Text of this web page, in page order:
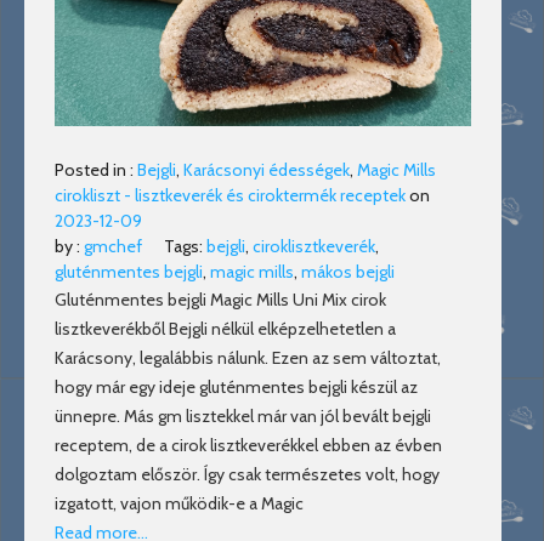
Posted in : Bejgli, Karácsonyi édességek, Magic Mills
cirokliszt - lisztkeverék és ciroktermék receptekon
2023-12-09
by : gmchef Tags: bejgli, ciroklisztkeverék,
gluténmentes bejgli, magic mills, mákos bejgli
Gluténmentes bejgli Magic Mills Uni Mix cirok
lisztkeverékből Bejgli nélkül elképzelhetetlen a
Karácsony, legalábbis nálunk. Ezen az sem változtat,
hogy már egy ideje gluténmentes bejgli készül az
ünnepre. Más gm lisztekkel már van jól bevált bejgli
receptem, de a cirok lisztkeverékkel ebben az évben
dolgoztam először. Így csak természetes volt, hogy
izgatott, vajon működik-e a Magic
Read more…